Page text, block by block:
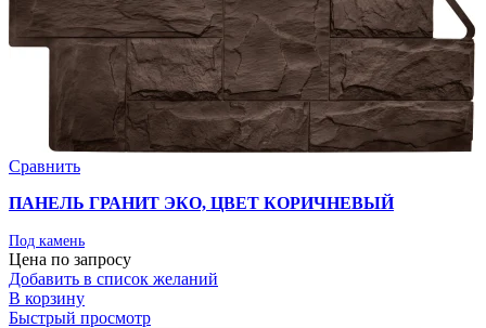
Сравнить
ПАНЕЛЬ ГРАНИТ ЭКО, ЦВЕТ КОРИЧНЕВЫЙ
Под камень
Цена по запросу
Добавить в список желаний
В корзину
Быстрый просмотр